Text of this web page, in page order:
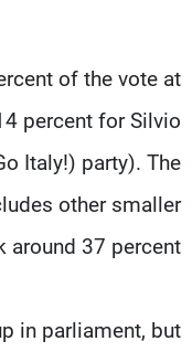
of the vote at
percent for Silvio
Italy!) party). The
other smaller
around 37 percent.
in parliament, but